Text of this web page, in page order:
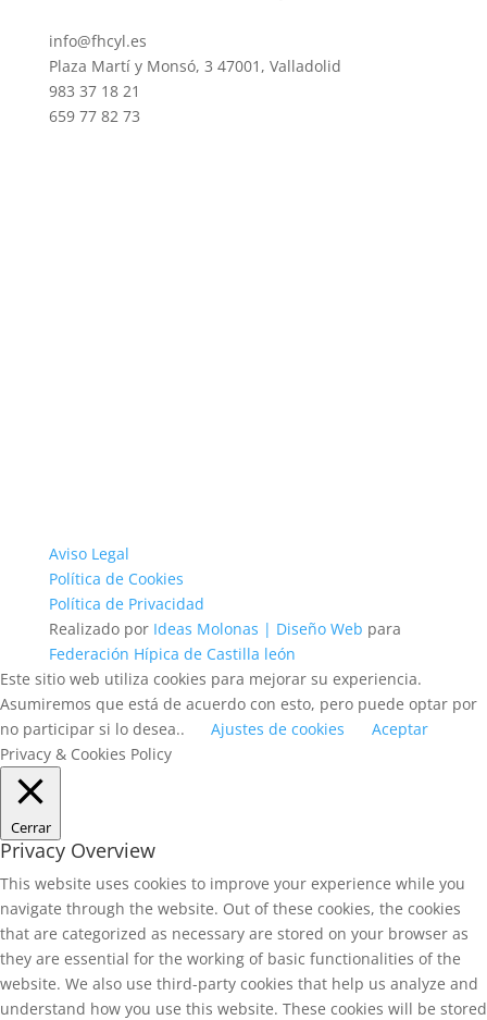
info@fhcyl.es
Plaza Martí y Monsó, 3 47001, Valladolid
983 37 18 21
659 77 82 73
Aviso Legal
Política de Cookies
Política de Privacidad
Realizado por Ideas Molonas | Diseño Web para
Federación Hípica de Castilla león
Este sitio web utiliza cookies para mejorar su experiencia.
Asumiremos que está de acuerdo con esto, pero puede optar por
no participar si lo desea..
Ajustes de cookies
Aceptar
Privacy & Cookies Policy
Cerrar
Privacy Overview
This website uses cookies to improve your experience while you
navigate through the website. Out of these cookies, the cookies
that are categorized as necessary are stored on your browser as
they are essential for the working of basic functionalities of the
website. We also use third-party cookies that help us analyze and
understand how you use this website. These cookies will be stored